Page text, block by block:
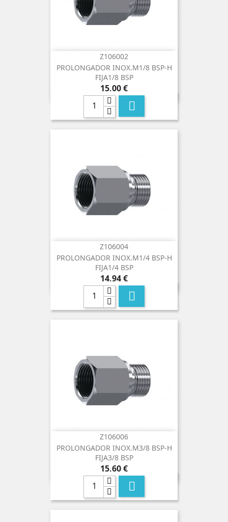
Z106002
PROLONGADOR INOX.M1/8 BSP-H
FIJA1/8 BSP
Precio
15,00 €

Z106004
PROLONGADOR INOX.M1/4 BSP-H
FIJA1/4 BSP
Precio
14,94 €

Z106006
PROLONGADOR INOX.M3/8 BSP-H
FIJA3/8 BSP
Precio
15,60 €
